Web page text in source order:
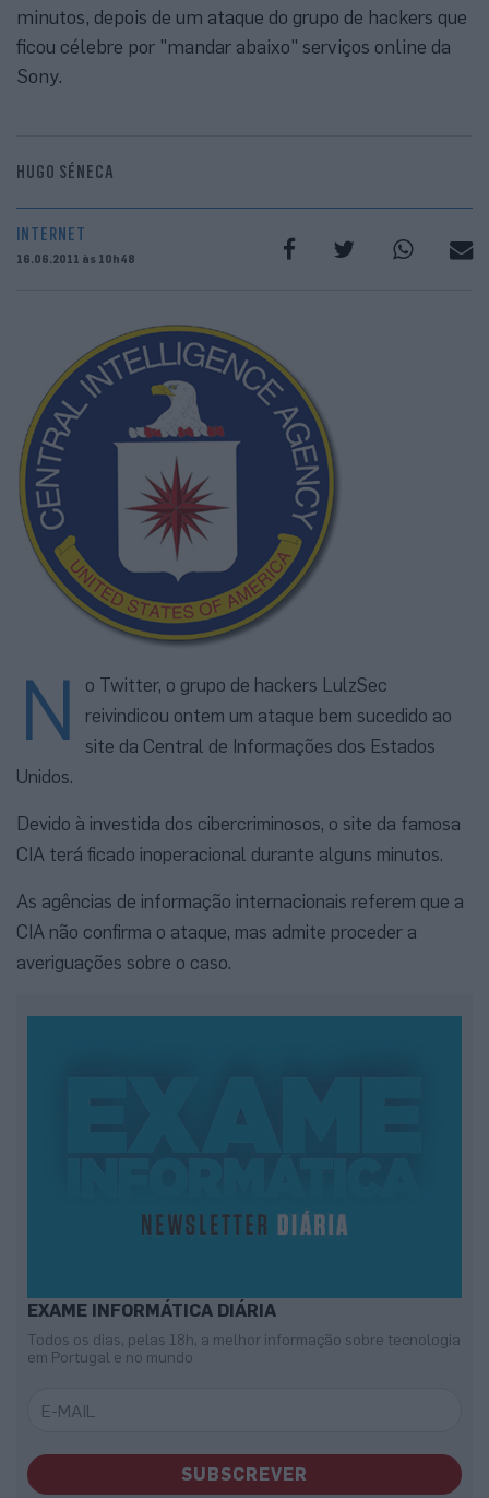
minutos, depois de um ataque do grupo de hackers que
ficou célebre por "mandar abaixo" serviços online da
Sony.
HUGO SÉNECA
INTERNET
16.06.2011 às 10h48
N
o Twitter, o grupo de hackers LulzSec
reivindicou ontem um ataque bem sucedido ao
site da Central de Informações dos Estados
Unidos.
Devido à investida dos cibercriminosos, o site da famosa
CIA terá ficado inoperacional durante alguns minutos.
As agências de informação internacionais referem que a
CIA não confirma o ataque, mas admite proceder a
averiguações sobre o caso.
EXAME INFORMÁTICA DIÁRIA
Todos os dias, pelas 18h, a melhor informação sobre tecnologia
em Portugal e no mundo
SUBSCREVER